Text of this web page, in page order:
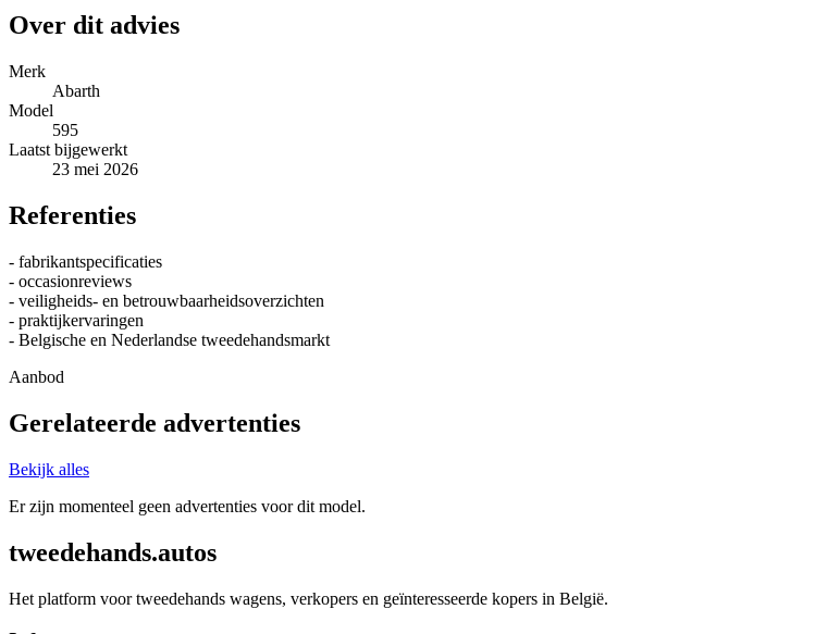
Over dit advies
Merk
Abarth
Model
595
Laatst bijgewerkt
23 mei 2026
Referenties
- fabrikantspecificaties
- occasionreviews
- veiligheids- en betrouwbaarheidsoverzichten
- praktijkervaringen
- Belgische en Nederlandse tweedehandsmarkt
Aanbod
Gerelateerde advertenties
Bekijk alles
Er zijn momenteel geen advertenties voor dit model.
tweedehands.autos
Het platform voor tweedehands wagens, verkopers en geïnteresseerde kopers in België.